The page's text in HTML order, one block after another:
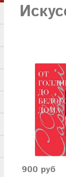
900 руб